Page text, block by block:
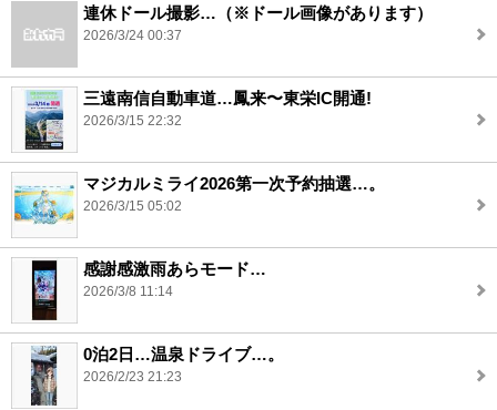
連休ドール撮影…（※ドール画像があります）
2026/3/24 00:37
三遠南信自動車道…鳳来〜東栄IC開通!
2026/3/15 22:32
マジカルミライ2026第一次予約抽選…。
2026/3/15 05:02
感謝感激雨あらモード…
2026/3/8 11:14
0泊2日…温泉ドライブ…。
2026/2/23 21:23